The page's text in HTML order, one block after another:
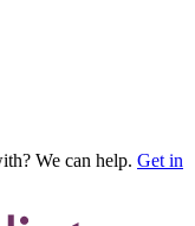
We can help. Get in